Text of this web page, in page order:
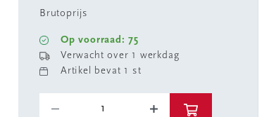
Brutoprijs
Op voorraad: 75
Verwacht over 1 werkdag
Artikel bevat 1 st